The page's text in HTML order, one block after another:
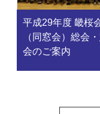
平成29年度 畿桜
（同窓会）総会
会のご案内